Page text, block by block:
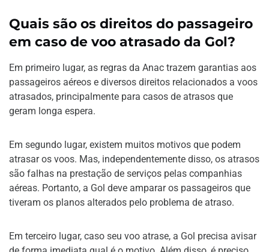
Quais são os direitos do passageiro
em caso de voo atrasado da Gol?
Em primeiro lugar, as regras da Anac trazem garantias aos
passageiros aéreos e diversos direitos relacionados a voos
atrasados, principalmente para casos de atrasos que
geram longa espera.
Em segundo lugar, existem muitos motivos que podem
atrasar os voos. Mas, independentemente disso, os atrasos
são falhas na prestação de serviços pelas companhias
aéreas. Portanto, a Gol deve amparar os passageiros que
tiveram os planos alterados pelo problema de atraso.
Em terceiro lugar, caso seu voo atrase, a Gol precisa avisar